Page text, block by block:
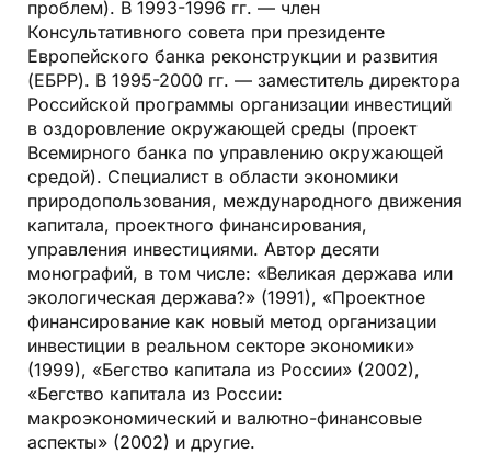
проблем). В 1993-1996 гг. — член
Консультативного совета при президенте
Европейского банка реконструкции и развития
(ЕБРР). В 1995-2000 гг. — заместитель директора
Российской программы организации инвестиций
в оздоровление окружающей среды (проект
Всемирного банка по управлению окружающей
средой). Специалист в области экономики
природопользования, международного движения
капитала, проектного финансирования,
управления инвестициями. Автор десяти
монографий, в том числе: «Великая держава или
экологическая держава?» (1991), «Проектное
финансирование как новый метод организации
инвестиции в реальном секторе экономики»
(1999), «Бегство капитала из России» (2002),
«Бегство капитала из России:
макроэкономический и валютно-финансовые
аспекты» (2002) и другие.